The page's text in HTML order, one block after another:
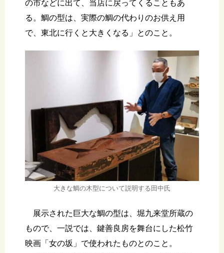
の市などに出て、当店に戻ってくることもあ
る。鯛の型は、実際の鯛の代わりのお供え用
で、東北に行くと大きくなる」とのこと。
大きな鯛の木型について説明する田中氏
展示された巨大な鯛の型は、堀九来堂所蔵の
もので、一説では、鍵善良房を舞台にした松竹
映画「女の坂」で使われたものとのこと。